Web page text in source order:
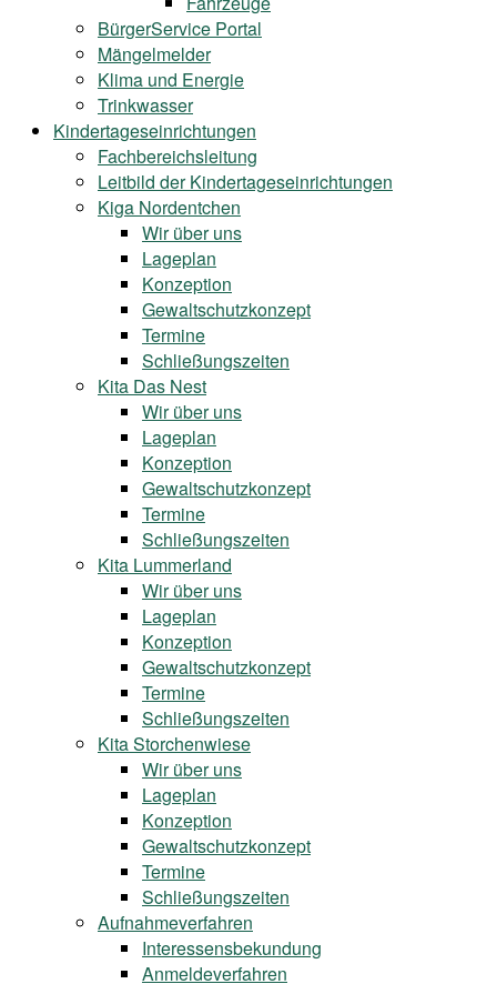
BürgerService Portal
Mängelmelder
Klima und Energie
Trinkwasser
Kindertageseinrichtungen
Fachbereichsleitung
Leitbild der Kindertageseinrichtungen
Kiga Nordentchen
Wir über uns
Lageplan
Konzeption
Gewaltschutzkonzept
Termine
Schließungszeiten
Kita Das Nest
Wir über uns
Lageplan
Konzeption
Gewaltschutzkonzept
Termine
Schließungszeiten
Kita Lummerland
Wir über uns
Lageplan
Konzeption
Gewaltschutzkonzept
Termine
Schließungszeiten
Kita Storchenwiese
Wir über uns
Lageplan
Konzeption
Gewaltschutzkonzept
Termine
Schließungszeiten
Aufnahmeverfahren
Interessensbekundung
Anmeldeverfahren